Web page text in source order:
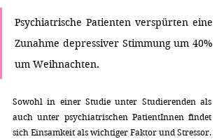
Psychiatrische Patienten verspürten eine
Zunahme depressiver Stimmung um 40%
um Weihnachten.
Sowohl in einer Studie unter Studierenden als
auch unter psychiatrischen PatientInnen findet
sich Einsamkeit als wichtiger Faktor und Stressor.